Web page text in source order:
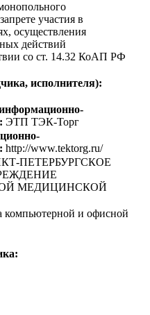
участия в
осуществления
действий
со ст. 14.32 КоАП РФ
исполнителя):
ЭТП ТЭК-Торг
http://www.tektorg.ru/
ПЕТЕРБУРГСКОЕ
МЕДИЦИНСКОЙ
компьютерной и офисной